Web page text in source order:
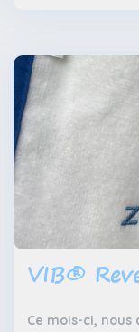
VIB®
Ce mois-ci,